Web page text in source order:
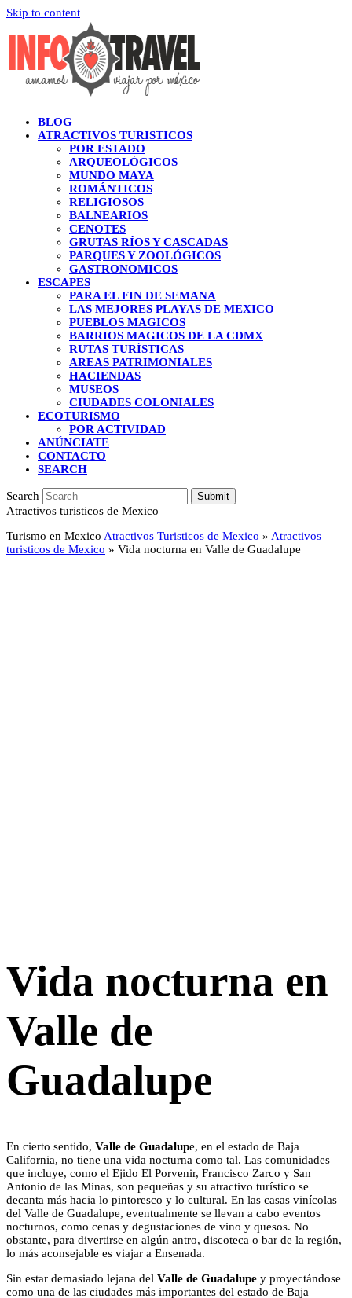
Skip to content
BLOG
ATRACTIVOS TURISTICOS
POR ESTADO
ARQUEOLÓGICOS
MUNDO MAYA
ROMÁNTICOS
RELIGIOSOS
BALNEARIOS
CENOTES
GRUTAS RÍOS Y CASCADAS
PARQUES Y ZOOLÓGICOS
GASTRONOMICOS
ESCAPES
PARA EL FIN DE SEMANA
LAS MEJORES PLAYAS DE MEXICO
PUEBLOS MAGICOS
BARRIOS MAGICOS DE LA CDMX
RUTAS TURÍSTICAS
AREAS PATRIMONIALES
HACIENDAS
MUSEOS
CIUDADES COLONIALES
ECOTURISMO
POR ACTIVIDAD
ANÚNCIATE
CONTACTO
SEARCH
Search Submit
Atractivos turisticos de Mexico
Turismo en Mexico Atractivos Turisticos de Mexico » Atractivos
turisticos de Mexico » Vida nocturna en Valle de Guadalupe
Vida nocturna en
Valle de
Guadalupe
En cierto sentido, Valle de Guadalupe, en el estado de Baja
California, no tiene una vida nocturna como tal. Las comunidades
que incluye, como el Ejido El Porvenir, Francisco Zarco y San
Antonio de las Minas, son pequeñas y su atractivo turístico se
decanta más hacia lo pintoresco y lo cultural. En las casas vinícolas
del Valle de Guadalupe, eventualmente se llevan a cabo eventos
nocturnos, como cenas y degustaciones de vino y quesos. No
obstante, para divertirse en algún antro, discoteca o bar de la región,
lo más aconsejable es viajar a Ensenada.
Sin estar demasiado lejana del Valle de Guadalupe y proyectándose
como una de las ciudades más importantes del estado de Baja